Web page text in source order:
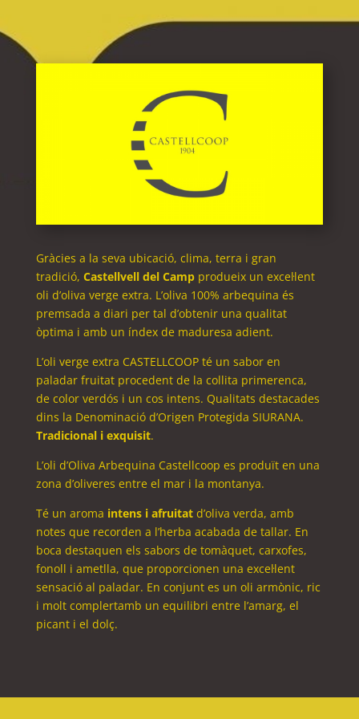
Gràcies a la seva ubicació, clima, terra i gran
tradició, Castellvell del Campprodueix un excel·lent
oli d’oliva verge extra. L’oliva 100% arbequina és
premsada a diari per tal d’obtenir una qualitat
òptima i amb un índex de maduresa adient.
L’oli verge extra CASTELLCOOP té un sabor en
paladar fruitat procedent de la collita primerenca,
de color verdós i un cos intens. Qualitats destacades
dins la Denominació d’Origen Protegida SIURANA.
Tradicional i exquisit.
L’oli d’Oliva Arbequina Castellcoop es produït en una
zona d’oliveres entre el mar i la montanya.
Té un aroma intens i afruitatd’oliva verda, amb
notes que recorden a l’herba acabada de tallar. En
boca destaquen els sabors de tomàquet, carxofes,
fonoll i ametlla, que proporcionen una excel·lent
sensació al paladar. En conjunt es un oli armònic, ric
i molt complertamb un equilibri entre l’amarg, el
picant i el dolç.